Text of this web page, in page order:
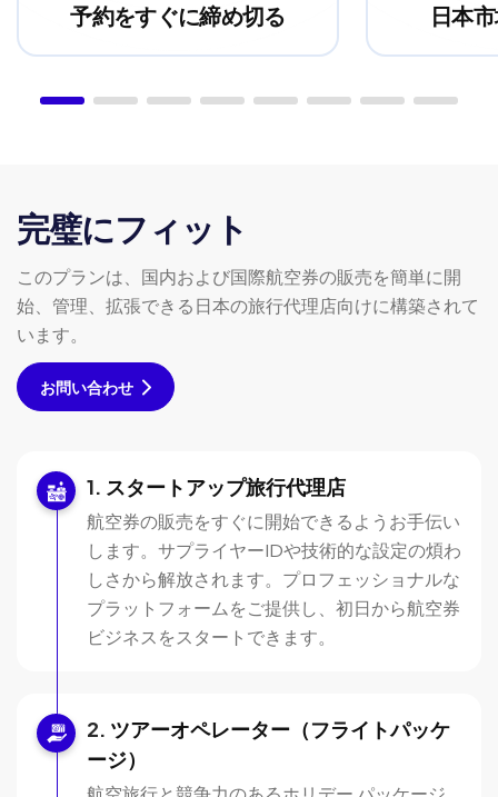
予約をすぐに締め切る 日本
完璧にフィット
このプランは、国内および国際航空券の販売を簡単に開
始、管理、拡張できる日本の旅行代理店向けに構築されて
います。
お問い合わせ
スタートアップ旅行代理店
航空券の販売をすぐに開始できるようお手伝い
します。サプライヤーIDや技術的な設定の煩わ
しさから解放されます。プロフェッショナルな
プラットフォームをご提供し、初日から航空券
ビジネスをスタートできます。
ツアーオペレーター（フライトパッケ
ージ）